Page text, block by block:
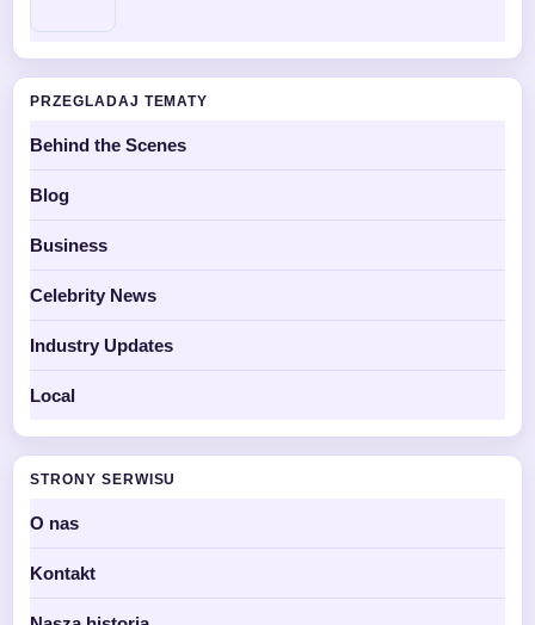
PRZEGLADAJ TEMATY
Behind the Scenes
Blog
Business
Celebrity News
Industry Updates
Local
STRONY SERWISU
O nas
Kontakt